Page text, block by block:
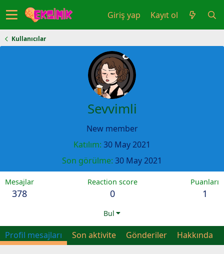
Giriş yap Kayıt ol
Kullanıcılar
Sevvimli
New member
Katılım 30 May 2021
Son görülme 30 May 2021
Mesajlar
378
Reaction score
0
Puanları
1
Bul
Profil mesajları Son aktivite Gönderiler Hakkında